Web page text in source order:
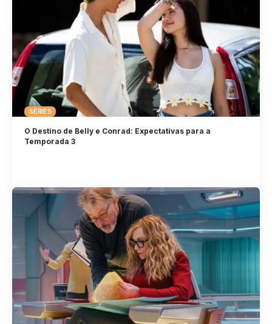
SÉRIES
O Destino de Belly e Conrad: Expectativas para a
Temporada 3